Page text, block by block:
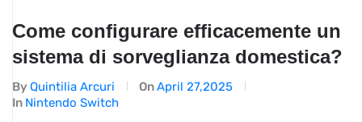
Come configurare efficacemente un
sistema di sorveglianza domestica?
By Quintilia Arcuri OnApril 27,2025
In Nintendo Switch